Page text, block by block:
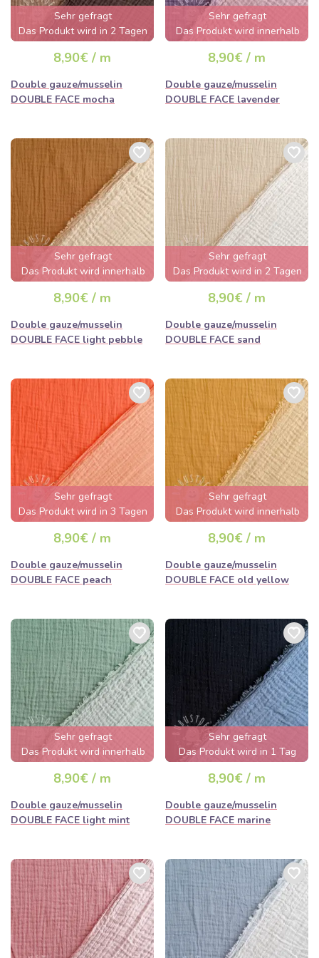
Sehr gefragt
Das Produkt wird in 2 Tagen
ausverkauft sein
8,90€ / m
Double gauze/musselin
DOUBLE FACE mocha
Sehr gefragt
Das Produkt wird innerhalb
von wenigen Stunden
ausverkauft sein
8,90€ / m
Double gauze/musselin
DOUBLE FACE lavender
Sehr gefragt
Das Produkt wird innerhalb
von wenigen Stunden
ausverkauft sein
8,90€ / m
Double gauze/musselin
DOUBLE FACE light pebble
Sehr gefragt
Das Produkt wird in 2 Tagen
ausverkauft sein
8,90€ / m
Double gauze/musselin
DOUBLE FACE sand
Sehr gefragt
Das Produkt wird in 3 Tagen
ausverkauft sein
8,90€ / m
Double gauze/musselin
DOUBLE FACE peach
Sehr gefragt
Das Produkt wird innerhalb
von wenigen Stunden
ausverkauft sein
8,90€ / m
Double gauze/musselin
DOUBLE FACE old yellow
Sehr gefragt
Das Produkt wird innerhalb
von wenigen Stunden
ausverkauft sein
8,90€ / m
Double gauze/musselin
DOUBLE FACE light mint
Sehr gefragt
Das Produkt wird in 1 Tag
ausverkauft sein
8,90€ / m
Double gauze/musselin
DOUBLE FACE marine